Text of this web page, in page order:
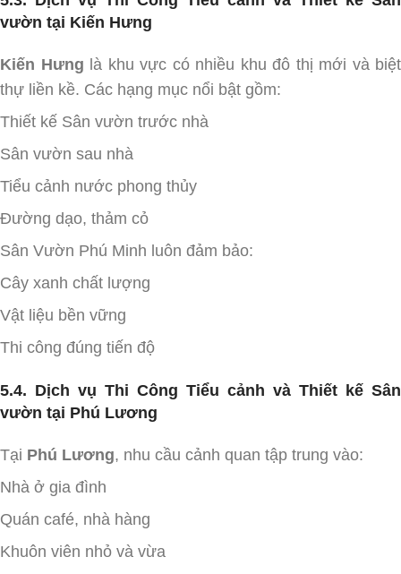
vườn tại Kiến Hưng
Kiến Hưng là khu vực có nhiều khu đô thị mới và biệt
thự liền kề. Các hạng mục nổi bật gồm:
Thiết kế Sân vườn trước nhà
Sân vườn sau nhà
Tiểu cảnh nước phong thủy
Đường dạo, thảm cỏ
Sân Vườn Phú Minh luôn đảm bảo:
Cây xanh chất lượng
Vật liệu bền vững
Thi công đúng tiến độ
5.4. Dịch vụ Thi Công Tiểu cảnh và Thiết kế Sân
vườn tại Phú Lương
Tại Phú Lương, nhu cầu cảnh quan tập trung vào:
Nhà ở gia đình
Quán café, nhà hàng
Khuôn viên nhỏ và vừa